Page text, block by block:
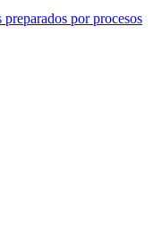
por procesos